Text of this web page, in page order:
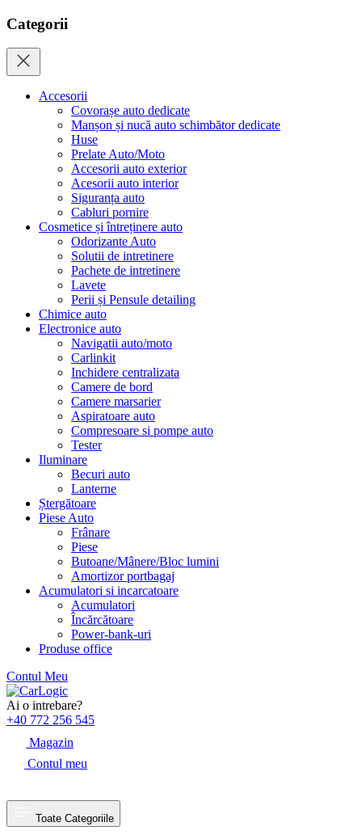
Categorii
Accesorii
Covorașe auto dedicate
Manșon și nucă auto schimbător dedicate
Huse
Prelate Auto/Moto
Accesorii auto exterior
Acesorii auto interior
Siguranța auto
Cabluri pornire
Cosmetice și întreținere auto
Odorizante Auto
Solutii de intretinere
Pachete de intretinere
Lavete
Perii și Pensule detailing
Chimice auto
Electronice auto
Navigatii auto/moto
Carlinkit
Inchidere centralizata
Camere de bord
Camere marsarier
Aspiratoare auto
Compresoare si pompe auto
Tester
Iluminare
Becuri auto
Lanterne
Ștergătoare
Piese Auto
Frânare
Piese
Butoane/Mânere/Bloc lumini
Amortizor portbagaj
Acumulatori si incarcatoare
Acumulatori
Încărcătoare
Power-bank-uri
Produse office
Contul Meu
Skip
to
content
Ai o intrebare?
+40 772 256 545
Magazin
Contul meu
Toate Categoriile